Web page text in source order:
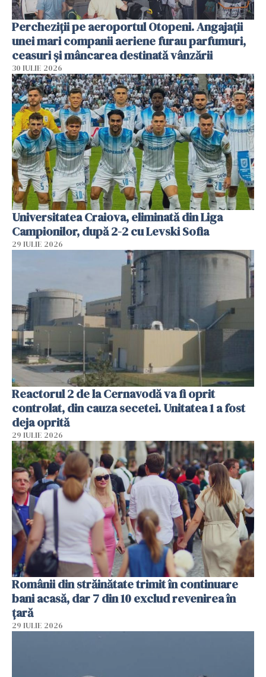
Percheziții pe aeroportul Otopeni. Angajații
unei mari companii aeriene furau parfumuri,
ceasuri și mâncarea destinată vânzării
30 IULIE 2026
Universitatea Craiova, eliminată din Liga
Campionilor, după 2-2 cu Levski Sofia
29 IULIE 2026
Reactorul 2 de la Cernavodă va fi oprit
controlat, din cauza secetei. Unitatea 1 a fost
deja oprită
29 IULIE 2026
Românii din străinătate trimit în continuare
bani acasă, dar 7 din 10 exclud revenirea în
țară
29 IULIE 2026